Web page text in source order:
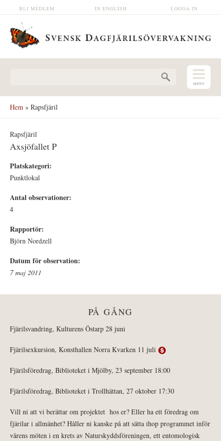
Hoppa till huvudinnehåll LOGGA IN
IN ENGLISH
BLI MEDLEM
Hem » Rapsfjäril
Rapsfjäril
Axsjöfallet P
Platskategori:
Punktlokal
Antal observationer:
4
Rapportör:
Björn Nordzell
Datum för observation:
7 maj 2011
PÅ GÅNG
Fjärilsvandring, Kulturens Östarp 28 juni
Fjärilsexkursion, Konsthallen Norra Kvarken 11 juli
Fjärilsföredrag, Biblioteket i Mjölby, 23 september 18:00
Fjärilsföredrag, Biblioteket i Trollhättan, 27 oktober 17:30
Vill ni att vi berättar om projektet hos er? Eller ha ett föredrag om
fjärilar i allmänhet? Håller ni kanske på att sätta ihop programmet inför
vårens möten i en krets av Naturskyddsföreningen, ett entomologisk